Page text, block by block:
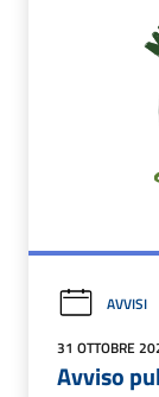
AVVISI
31 OTTOBRE
Avviso